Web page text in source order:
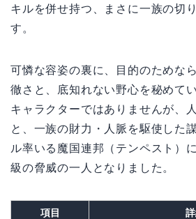
キルを併せ持つ、まさに一族の切
す。
可憐な容姿の裏に、目的のためな
徹さと、底知れない野心を秘めて
キャラクターではありませんが、
と、一族の財力・人脈を駆使した
ル率いる魔国連邦（テンペスト）
級の脅威の一人となりました。
項目